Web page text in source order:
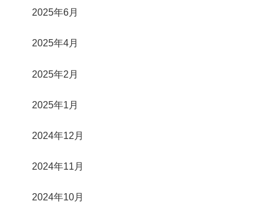
2025年6月
2025年4月
2025年2月
2025年1月
2024年12月
2024年11月
2024年10月